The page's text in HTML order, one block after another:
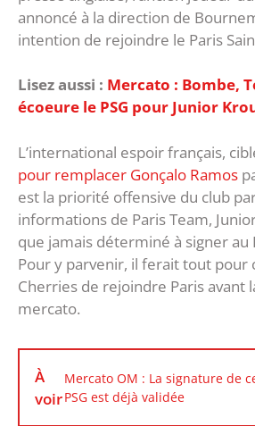
annoncé à la direction de
intention de rejoindre le Paris
Lisez aussi : Mercato : Bombe,
écoeure le PSG pour Junior
L’international espoir français,
pour remplacer Gonçalo Ramos
est la priorité offensive du club
informations de Paris Team,
que jamais déterminé à signer au
Pour y parvenir, il ferait tout pour
Cherries de rejoindre Paris avant
mercato.
À
voir
Mercato OM : La signature de
PSG est déjà validée